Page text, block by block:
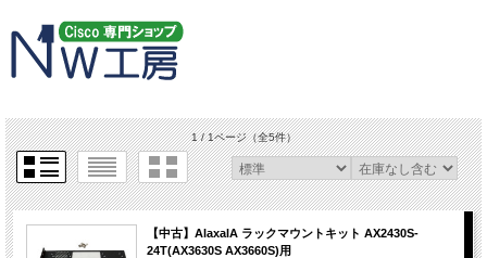
1 / 1ページ（全5件）
【中古】AlaxalA ラックマウントキット AX2430S-
24T(AX3630S AX3660S)用